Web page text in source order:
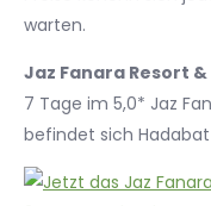
warten.
Jaz Fanara Resort
7 Tage im 5,0* Jaz
befindet sich